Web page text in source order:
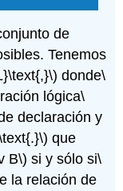
de
Tenemos
donde\
lógica\
declaración y
que
B\) si y sólo si\
la relación de